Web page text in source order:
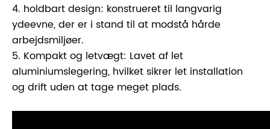
4. holdbart design: konstrueret til langvarig
ydeevne, der er i stand til at modstå hårde
arbejdsmiljøer.
5. Kompakt og letvægt: Lavet af let
aluminiumslegering, hvilket sikrer let installation
og drift uden at tage meget plads.